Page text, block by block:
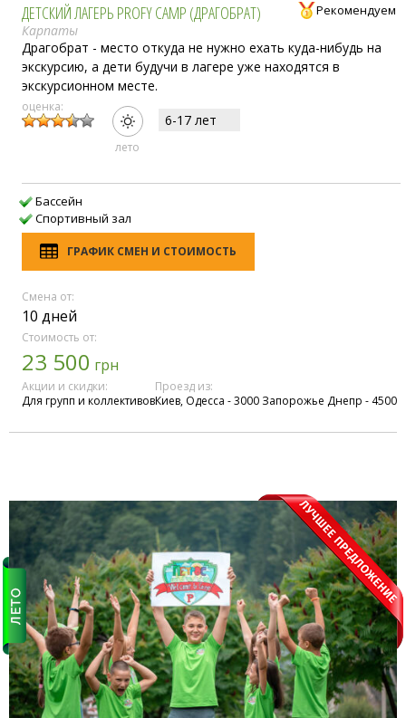
ДЕТСКИЙ ЛАГЕРЬ PROFY CAMP (ДРАГОБРАТ)
Карпаты
Драгобрат - место откуда не нужно ехать куда-нибудь на
экскурсию, а дети будучи в лагере уже находятся в
экскурсионном месте.
оценка:
лето
Рекомендуем
6-17 лет
Бассейн
Спортивный зал
ГРАФИК СМЕН И СТОИМОСТЬ
Смена от:
10 дней
Стоимость от:
23 500 грн
Акции и скидки:
Для групп и коллективов
Проезд из:
Киев, Одесса - 3000 Запорожье Днепр - 4500